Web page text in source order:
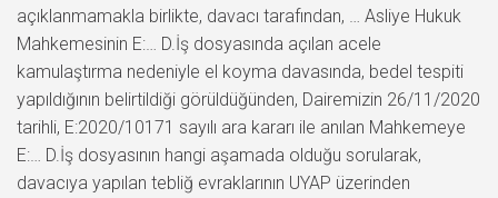
açıklanmamakla birlikte, davacı tarafından, … Asliye Hukuk
Mahkemesinin E:… D.İş dosyasında açılan acele
kamulaştırma nedeniyle el koyma davasında, bedel tespiti
yapıldığının belirtildiği görüldüğünden, Dairemizin 26/11/2020
tarihli, E:2020/10171 sayılı ara kararı ile anılan Mahkemeye
E:… D.İş dosyasının hangi aşamada olduğu sorularak,
davacıya yapılan tebliğ evraklarının UYAP üzerinden